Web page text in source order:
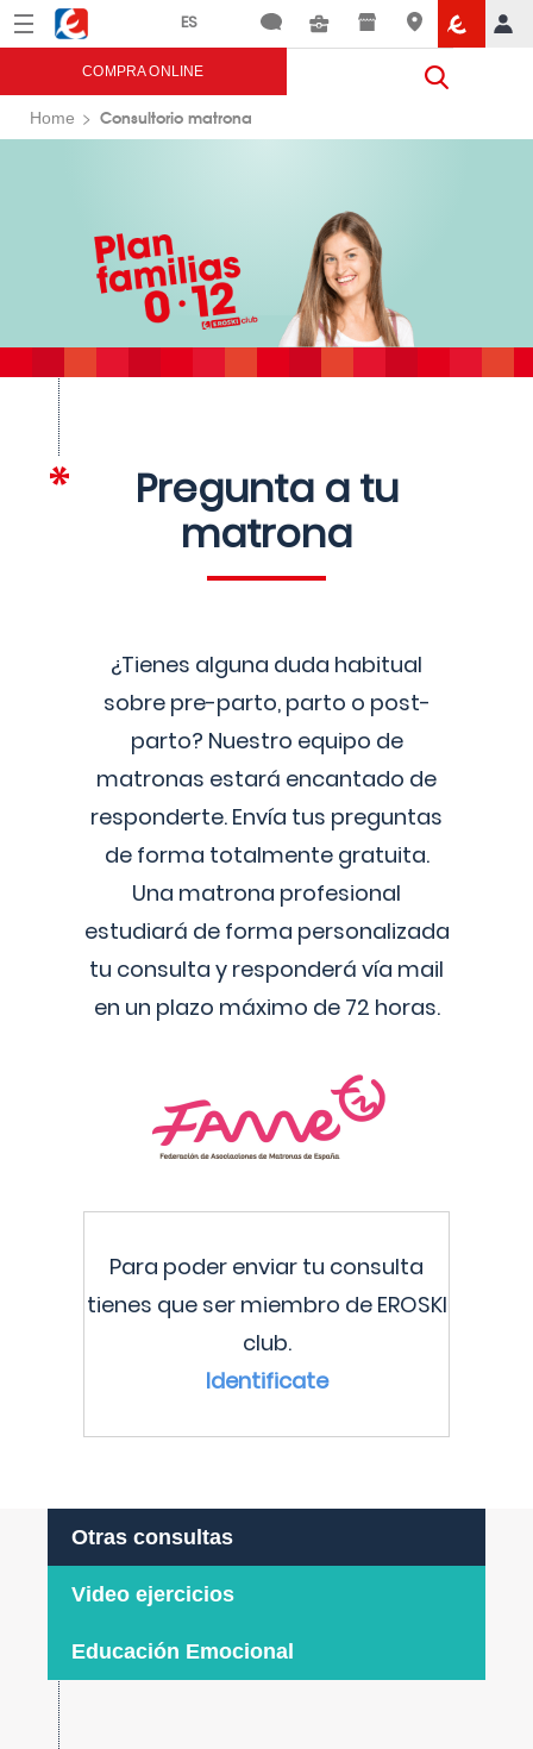
Menú Eroski
COMPRA ONLINE
Home Consultorio matrona
Pregunta a tu
matrona
¿Tienes alguna duda habitual
sobre pre-parto, parto o post-
parto? Nuestro equipo de
matronas estará encantado de
responderte. Envía tus preguntas
de forma totalmente gratuita.
Una matrona profesional
estudiará de forma personalizada
tu consulta y responderá vía mail
en un plazo máximo de 72 horas.
Para poder enviar tu consulta
tienes que ser miembro de EROSKI
club.
Identificate
Otras consultas
Video ejercicios
Educación Emocional